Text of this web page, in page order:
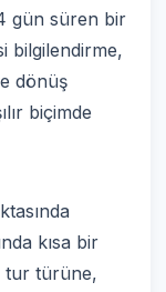
gün süren bir
bilgilendirme,
dönüş
biçimde
kısa bir
tur türüne,